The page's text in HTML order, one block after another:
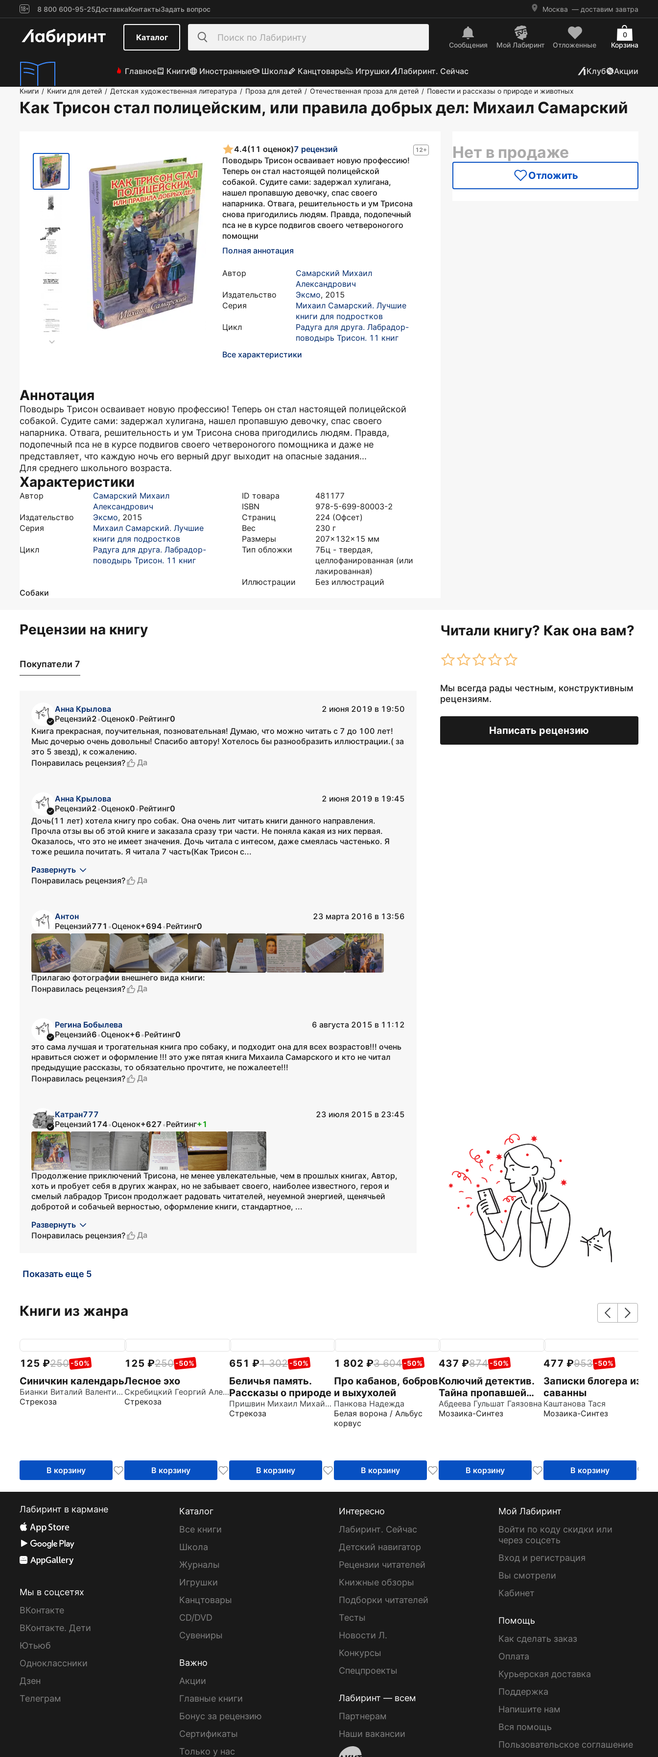
8 800 600-95-25ДоставкаКонтактыЗадать вопрос Москва — доставим завтра
Каталог
Сообщения Mой Лабиринт Отложенные Корзина
0
Главное Книги Иностранные Школа Канцтовары Игрушки Лабиринт. Сейчас Клуб Акции
Книги / Книги для детей / Детская художественная литература / Проза для детей / Отечественная проза для детей / Повести и рассказы о природе и животных
Как Трисон стал полицейским, или правила добрых дел: Михаил Самарский
12+
4.4(11 оценок)7 рецензий
Поводырь Трисон осваивает новую профессию!
Теперь он стал настоящей полицейской
собакой. Судите сами: задержал хулигана,
нашел пропавшую девочку, спас своего
напарника. Отвага, решительность и ум Трисона
снова пригодились людям. Правда, подопечный
пса не в курсе подвигов своего четвероногого
помощни
Полная аннотация
Автор
Самарский Михаил
Александрович
Издательство
Эксмо, 2015
Серия
Михаил Самарский. Лучшие
книги для подростков
Цикл
Радуга для друга. Лабрадор-
поводырь Трисон. 11 книг
Все характеристики
Аннотация
Поводырь Трисон осваивает новую профессию! Теперь он стал настоящей полицейской
собакой. Судите сами: задержал хулигана, нашел пропавшую девочку, спас своего
напарника. Отвага, решительность и ум Трисона снова пригодились людям. Правда,
подопечный пса не в курсе подвигов своего четвероногого помощника и даже не
представляет, что каждую ночь его верный друг выходит на опасные задания...
Для среднего школьного возраста.
Характеристики
Автор
Самарский Михаил
Александрович
Издательство
Эксмо, 2015
Серия
Михаил Самарский. Лучшие
книги для подростков
Цикл
Радуга для друга. Лабрадор-
поводырь Трисон. 11 книг
ID товара
481177
ISBN
978-5-699-80003-2
Страниц
224 (Офсет)
Вес
230 г
Размеры
207x132x15 мм
Тип обложки
7Бц - твердая,
целлофанированная (или
лакированная)
Иллюстрации
Без иллюстраций
Собаки
Нет в продаже
Отложить
Рецензии на книгу Читали книгу? Как она вам?
Мы всегда рады честным, конструктивным
рецензиям.
Написать рецензию
Покупатели 7
Анна Крылова
2 июня 2019 в 19:50
Рецензий2•Оценок0•Рейтинг0
Книга прекрасная, поучительная, позновательная! Думаю, что можно читать с 7 до 100 лет!
Мыс дочерью очень довольны! Спасибо автору! Хотелось бы разнообразить иллюстрации.( за
это 5 звезд), к сожалению.
Понравилась рецензия?
Да
Анна Крылова
2 июня 2019 в 19:45
Рецензий2•Оценок0•Рейтинг0
Дочь(11 лет) хотела книгу про собак. Она очень лит читать книги данного направления.
Прочла отзы вы об этой книге и заказала сразу три части. Не поняла какая из них первая.
Оказалось, что это не имеет значения. Дочь читала с интесом, даже смеялась частенько. Я
тоже решила почитать. Я читала 7 часть(Как Трисон с...
Развернуть
Понравилась рецензия?
Да
Антон
23 марта 2016 в 13:56
Рецензий771 •Оценок+694•Рейтинг0
Прилагаю фотографии внешнего вида книги:
Понравилась рецензия?
Да
Регина Бобылева
6 августа 2015 в 11:12
Рецензий6•Оценок+6•Рейтинг0
это сама лучшая и трогательная книга про собаку, и подходит она для всех возрастов!!! очень
нравиться сюжет и оформление !!! это уже пятая книга Михаила Самарского и кто не читал
предыдущие рассказы, то обязательно прочтите, не пожалеете!!!
Понравилась рецензия?
Да
Катран777
23 июля 2015 в 23:45
Рецензий174•Оценок+627•Рейтинг+1
Продолжение приключений Трисона, не менее увлекательные, чем в прошлых книгах, Автор,
хоть и пробует себя в других жанрах, но не забывает своего, наиболее известного, героя и
смелый лабрадор Трисон продолжает радовать читателей, неуемной энергией, щенячьей
добротой и собачьей верностью, оформление книги, стандартное, ...
Развернуть
Понравилась рецензия?
Да
Показать еще 5
Книги из жанра
125 250 -50%
Синичкин календарь
Бианки Виталий Валентинович
Стрекоза
В корзину
125 250 -50%
Лесное эхо
Скребицкий Георгий Алексеевич
Стрекоза
В корзину
651 1 302 -50%
Беличья память.
Рассказы о природе
Пришвин Михаил Михайлович
Стрекоза
В корзину
1 802 3 604 -50%
Про кабанов, бобров
и выхухолей
Панкова Надежда
Белая ворона / Альбус
корвус
В корзину
437 874 -50%
Колючий детектив.
Тайна пропавшей
медали
Абдеева Гульшат Гаязовна
Мозаика-Синтез
В корзину
477 953 -50%
Записки блогера из
саванны
Каштанова Тася
Мозаика-Синтез
В корзину
Лабиринт в кармане
Мы в соцсетях
ВКонтакте
ВКонтакте. Дети
Ютьюб
Одноклассники
Дзен
Телеграм
Каталог
Все книги
Школа
Журналы
Игрушки
Канцтовары
CD/DVD
Сувениры
Важно
Акции
Главные книги
Бонус за рецензию
Сертификаты
Только у нас
Интересно
Лабиринт. Сейчас
Детский навигатор
Рецензии читателей
Книжные обзоры
Подборки читателей
Тесты
Новости Л.
Конкурсы
Спецпроекты
Лабиринт — всем
Партнерам
Наши вакансии
Мой Лабиринт
Войти по коду скидки или
через соцсеть
Вход и регистрация
Вы смотрели
Кабинет
Помощь
Как сделать заказ
Оплата
Курьерская доставка
Поддержка
Напишите нам
Вся помощь
Пользовательское соглашение